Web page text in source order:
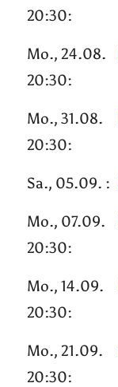
20:30:
Mo., 24.08.
20:30:
Mo., 31.08.
20:30:
Sa., 05.09. :
Mo., 07.09.
20:30:
Mo., 14.09.
20:30:
Mo., 21.09.
20:30: